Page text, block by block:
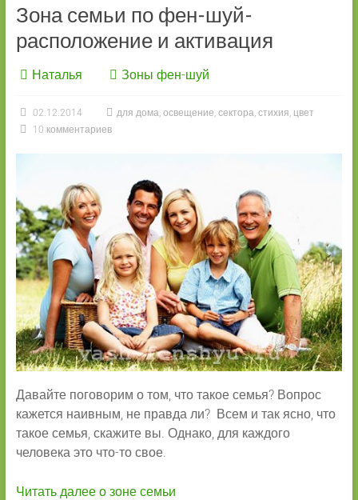
Зона семьи по фен-шуй-
расположение и активация
Наталья Зоны фен-шуй
02.12.2014 для дома, освещение, сектора, стихия, цвет
10 комментариев
Давайте поговорим о том, что такое семья? Вопрос
кажется наивным, не правда ли? Всем и так ясно, что
такое семья, скажите вы. Однако, для каждого
человека это что-то свое.
Читать далее о зоне семьи